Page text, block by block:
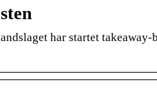
har startet